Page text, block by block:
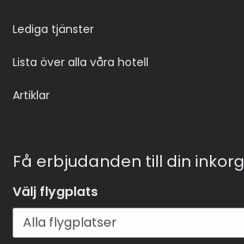
Lediga tjänster
Lista över alla våra hotell
Artiklar
Få erbjudanden till din inkorg
Välj flygplats